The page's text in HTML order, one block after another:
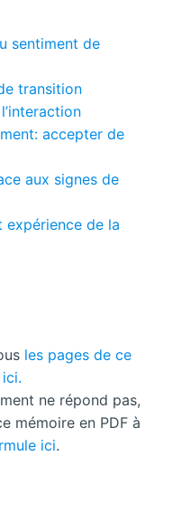
sentiment de
transition
accepter de
aux signes de
expérience de la
les pages de ce
ne répond pas,
mémoire en PDF à
ici.